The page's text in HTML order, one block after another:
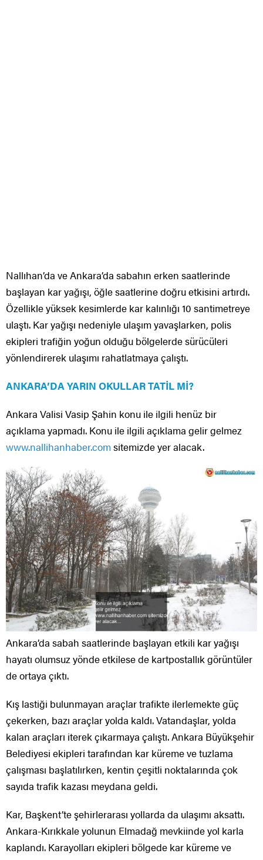
Nallıhan’da ve Ankara’da sabahın erken saatlerinde
başlayan kar yağışı, öğle saatlerine doğru etkisini artırdı.
Özellikle yüksek kesimlerde kar kalınlığı 10 santimetreye
ulaştı. Kar yağışı nedeniyle ulaşım yavaşlarken, polis
ekipleri trafiğin yoğun olduğu bölgelerde sürücüleri
yönlendirerek ulaşımı rahatlatmaya çalıştı.
ANKARA’DA YARIN OKULLAR TATİL Mİ?
Ankara Valisi Vasip Şahin konu ile ilgili henüz bir
açıklama yapmadı. Konu ile ilgili açıklama gelir gelmez
www.nallihanhaber.comsitemizde yer alacak.
Ankara’da sabah saatlerinde başlayan etkili kar yağışı
hayatı olumsuz yönde etkilese de kartpostallık görüntüler
de ortaya çıktı.
Kış lastiği bulunmayan araçlar trafikte ilerlemekte güç
çekerken, bazı araçlar yolda kaldı. Vatandaşlar, yolda
kalan araçları iterek çıkarmaya çalıştı. Ankara Büyükşehir
Belediyesi ekipleri tarafından kar küreme ve tuzlama
çalışması başlatılırken, kentin çeşitli noktalarında çok
sayıda trafik kazası meydana geldi.
Kar, Başkent’te şehirlerarası yollarda da ulaşımı aksattı.
Ankara-Kırıkkale yolunun Elmadağ mevkiinde yol karla
kaplandı. Karayolları ekipleri bölgede kar küreme ve